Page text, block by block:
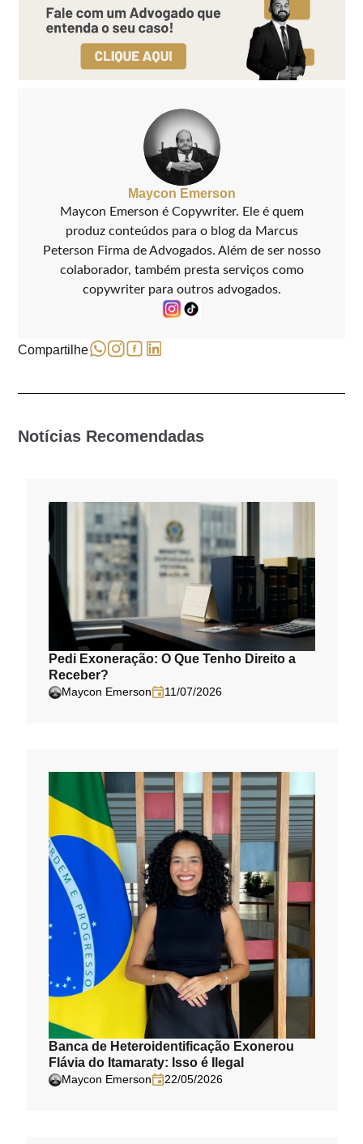
Maycon Emerson
Maycon Emerson é Copywriter. Ele é quem
produz conteúdos para o blog da Marcus
Peterson Firma de Advogados. Além de ser nosso
colaborador, também presta serviços como
copywriter para outros advogados.
Compartilhe
Notícias Recomendadas
Pedi Exoneração: O Que Tenho Direito a
Receber?
Maycon Emerson 11/07/2026
Banca de Heteroidentificação Exonerou
Flávia do Itamaraty: Isso é Ilegal
Maycon Emerson 22/05/2026